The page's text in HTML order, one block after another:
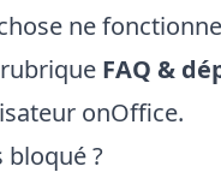
ne
FAQ &
onOffice.
bloqué ?